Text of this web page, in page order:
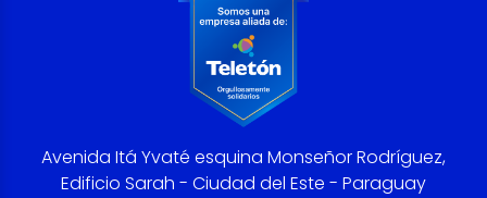
Avenida Itá Yvaté esquina Monseñor Rodríguez,
Edificio Sarah - Ciudad del Este - Paraguay